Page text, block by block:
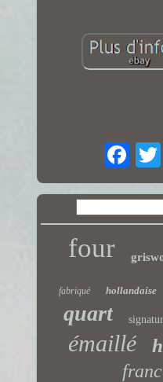
four
fabriqué hollandaise
quart
émaillé